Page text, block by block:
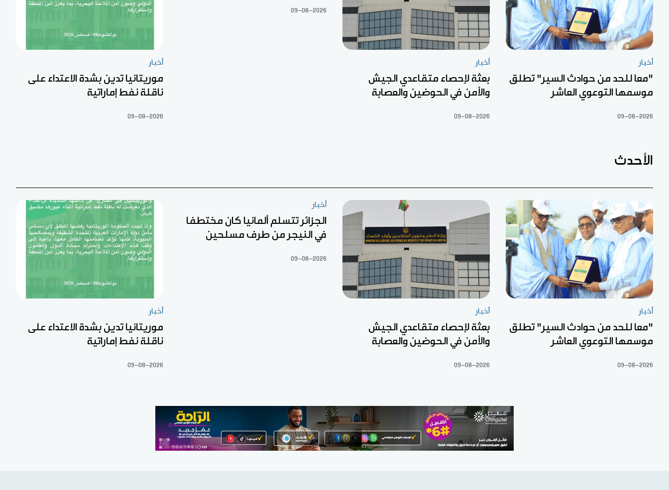
أخبار
"معا للحد من حوادث السير" تطلق
موسمها التوعوي العاشر
09-08-2026
أخبار
بعثة لإحصاء متقاعدي الجيش
والأمن في الحوضين والعصابة
09-08-2026
09-08-2026
أخبار
موريتانيا تدين بشدة الاعتداء على
ناقلة نفط إماراتية
09-08-2026
الأحدث
أخبار
"معا للحد من حوادث السير" تطلق
موسمها التوعوي العاشر
09-08-2026
أخبار
بعثة لإحصاء متقاعدي الجيش
والأمن في الحوضين والعصابة
09-08-2026
أخبار
الجزائر تتسلم ألمانيا كان مختطفا
في النيجر من طرف مسلحين
09-08-2026
أخبار
موريتانيا تدين بشدة الاعتداء على
ناقلة نفط إماراتية
09-08-2026